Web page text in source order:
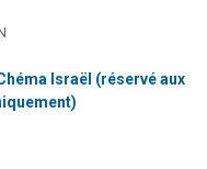
Israël (réservé aux